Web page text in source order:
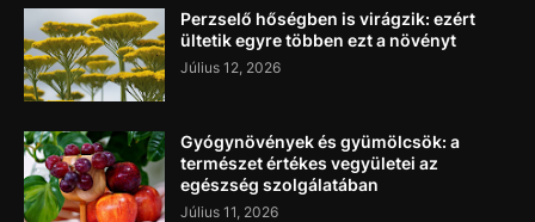
Perzselő hőségben is virágzik: ezért
ültetik egyre többen ezt a növényt
Július 12, 2026
Gyógynövények és gyümölcsök: a
természet értékes vegyületei az
egészség szolgálatában
Július 11, 2026